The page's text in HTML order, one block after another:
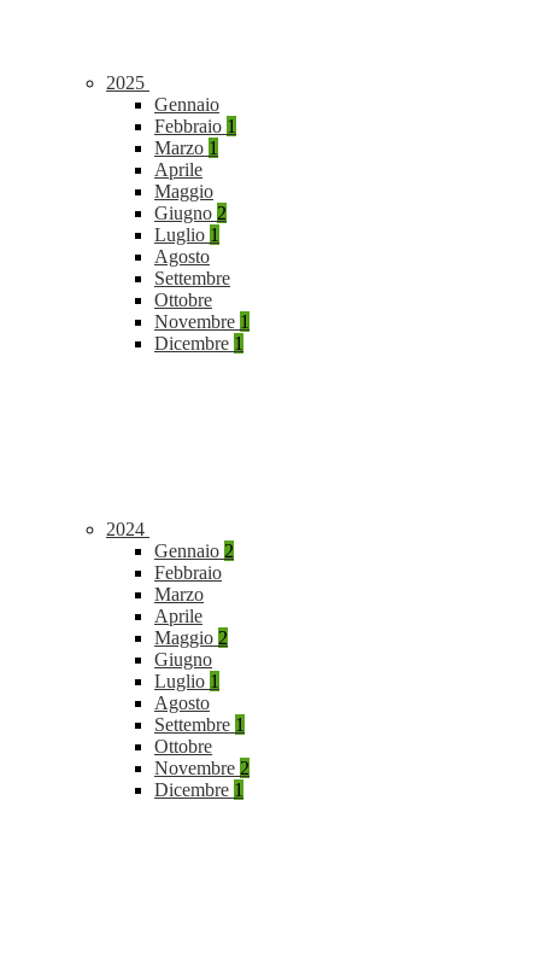
2025
Gennaio
Febbraio 1
Marzo 1
Aprile
Maggio
Giugno 2
Luglio 1
Agosto
Settembre
Ottobre
Novembre 1
Dicembre 1
2024
Gennaio 2
Febbraio
Marzo
Aprile
Maggio 2
Giugno
Luglio 1
Agosto
Settembre 1
Ottobre
Novembre 2
Dicembre 1